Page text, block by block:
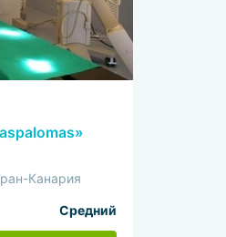
Канария
Средний